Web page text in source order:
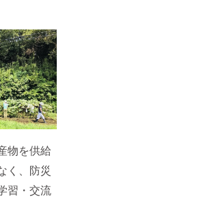
物を供給
く、防災
習・交流